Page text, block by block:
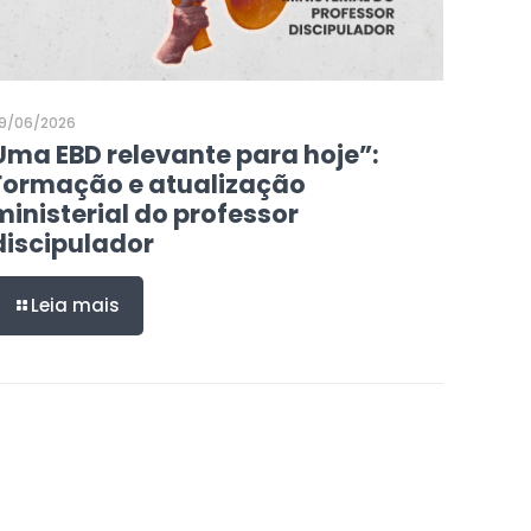
06/2026
EBD relevante para hoje”:
e atualização
do professor
Leia mais